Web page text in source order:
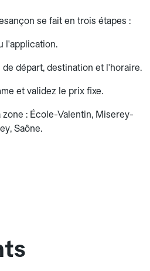
se fait en trois étapes :
l'application.
départ, destination et l'horaire.
et validez le prix fixe.
: École-Valentin, Miserey-
Saône.